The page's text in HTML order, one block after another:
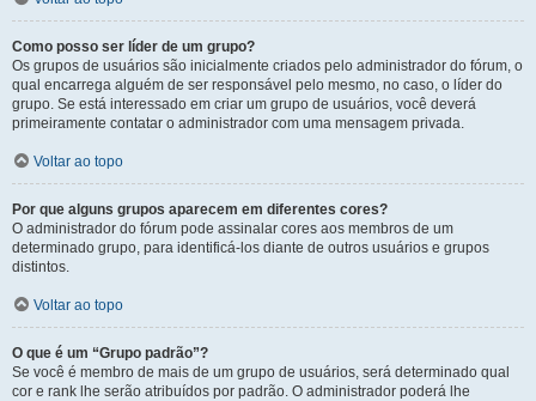
Como posso ser líder de um grupo?
Os grupos de usuários são inicialmente criados pelo administrador do fórum, o
qual encarrega alguém de ser responsável pelo mesmo, no caso, o líder do
grupo. Se está interessado em criar um grupo de usuários, você deverá
primeiramente contatar o administrador com uma mensagem privada.
Voltar ao topo
Por que alguns grupos aparecem em diferentes cores?
O administrador do fórum pode assinalar cores aos membros de um
determinado grupo, para identificá-los diante de outros usuários e grupos
distintos.
Voltar ao topo
O que é um “Grupo padrão”?
Se você é membro de mais de um grupo de usuários, será determinado qual
cor e rank lhe serão atribuídos por padrão. O administrador poderá lhe